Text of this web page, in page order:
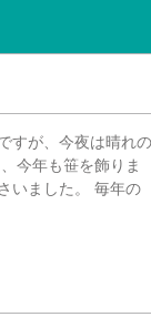
すが、今夜は晴れの
今年も笹を飾りま
いました。 毎年の